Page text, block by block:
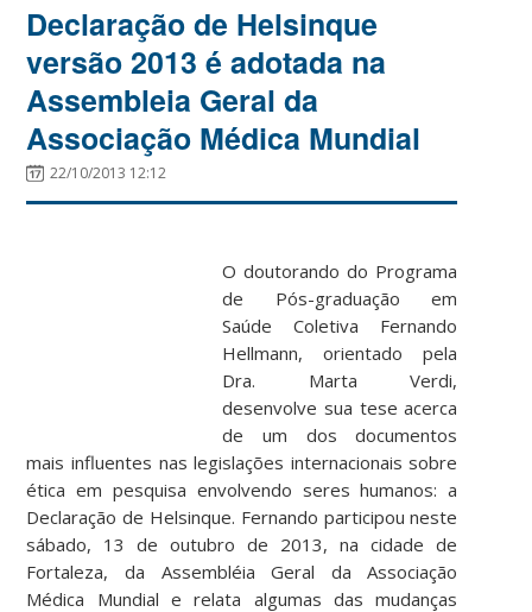
Declaração de Helsinque
versão 2013 é adotada na
Assembleia Geral da
Associação Médica Mundial
22/10/2013 12:12
O doutorando do Programa
de Pós-graduação em
Saúde Coletiva Fernando
Hellmann, orientado pela
Dra. Marta Verdi,
desenvolve sua tese acerca
de um dos documentos
mais influentes nas legislações internacionais sobre
ética em pesquisa envolvendo seres humanos: a
Declaração de Helsinque. Fernando participou neste
sábado, 13 de outubro de 2013, na cidade de
Fortaleza, da Assembléia Geral da Associação
Médica Mundial e relata algumas das mudanças